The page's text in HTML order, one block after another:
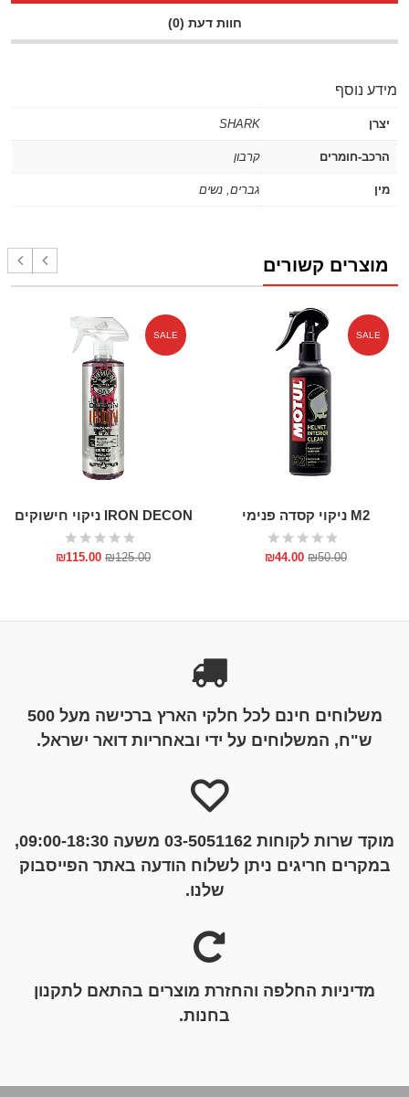
חוות דעת (0)
מידע נוסף
יצרן SHARK
הרכב-חומרים קרבון
מין גברים, נשים
מוצרים קשורים
SALE
M2 ניקוי קסדה פנימי
₪50.00
₪44.00
SALE
IRON DECON ניקוי חישוקים
₪125.00
₪115.00
משלוחים חינם לכל חלקי הארץ ברכישה מעל 500
ש"ח, המשלוחים על ידי ובאחריות דואר ישראל.
מוקד שרות לקוחות 03-5051162 משעה 09:00-18:30,
במקרים חריגים ניתן לשלוח הודעה באתר הפייסבוק
שלנו.
מדיניות החלפה והחזרת מוצרים בהתאם לתקנון
בחנות.